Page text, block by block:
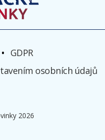
GDPR
osobních údajů
2026